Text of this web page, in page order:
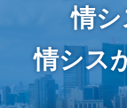
情シ
情シス